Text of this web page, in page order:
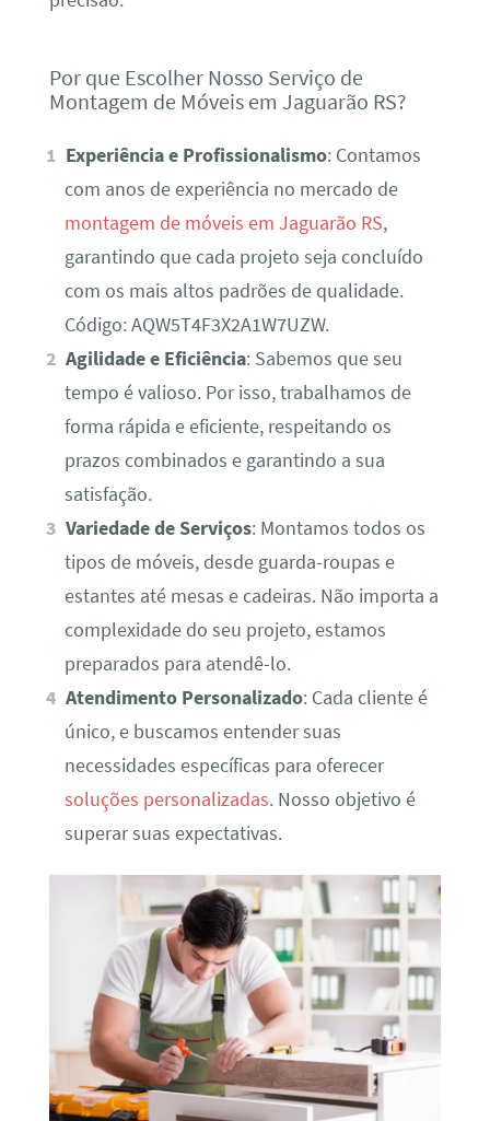
Por que Escolher Nosso Serviço de
Montagem de Móveis em Jaguarão RS?
Experiência e Profissionalismo: Contamos
com anos de experiência no mercado de
montagem de móveis em Jaguarão RS,
garantindo que cada projeto seja concluído
com os mais altos padrões de qualidade.
Código: AQW5T4F3X2A1W7UZW.
Agilidade e Eficiência: Sabemos que seu
tempo é valioso. Por isso, trabalhamos de
forma rápida e eficiente, respeitando os
prazos combinados e garantindo a sua
satisfação.
Variedade de Serviços: Montamos todos os
tipos de móveis, desde guarda-roupas e
estantes até mesas e cadeiras. Não importa a
complexidade do seu projeto, estamos
preparados para atendê-lo.
Atendimento Personalizado: Cada cliente é
único, e buscamos entender suas
necessidades específicas para oferecer
soluções personalizadas. Nosso objetivo é
superar suas expectativas.